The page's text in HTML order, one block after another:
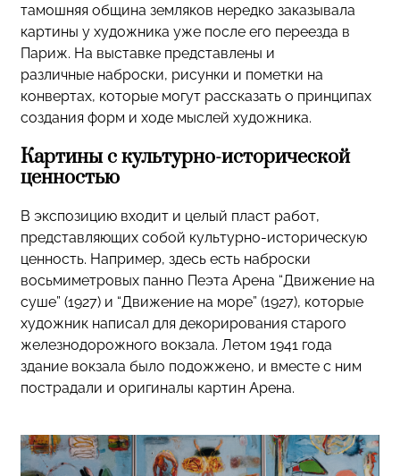
тамошняя община земляков нередко заказывала
картины у художника уже после его переезда в
Париж. На выставке представлены и
различные наброски, рисунки и пометки на
конвертах, которые могут рассказать о принципах
создания форм и ходе мыслей художника.
Картины с культурно-исторической
ценностью
В экспозицию входит и целый пласт работ,
представляющих собой культурно-историческую
ценность. Например, здесь есть наброски
восьмиметровых панно Пеэта Арена “Движение на
суше” (1927) и “Движение на море” (1927), которые
художник написал для декорирования старого
железнодорожного вокзала. Летом 1941 года
здание вокзала было подожжено, и вместе с ним
пострадали и оригиналы картин Арена.